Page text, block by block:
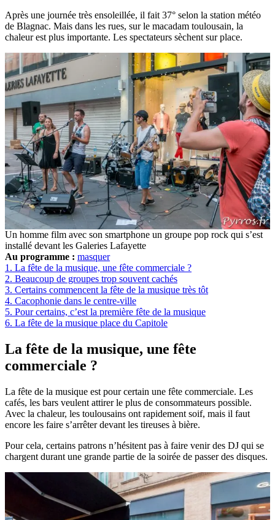
Après une journée très ensoleillée, il fait 37° selon la station météo
de Blagnac. Mais dans les rues, sur le macadam toulousain, la
chaleur est plus importante. Les spectateurs sèchent sur place.
Un homme film avec son smartphone un groupe pop rock qui s’est
installé devant les Galeries Lafayette
Au programme : masquer
1. La fête de la musique, une fête commerciale ?
2. Beaucoup de groupes trop souvent cachés
3. Certains commencent la fête de la musique très tôt
4. Cacophonie dans le centre-ville
5. Pour certains, c’est la première fête de la musique
6. La fête de la musique place du Capitole
La fête de la musique, une fête
commerciale ?
La fête de la musique est pour certain une fête commerciale. Les
cafés, les bars veulent attirer le plus de consommateurs possible.
Avec la chaleur, les toulousains ont rapidement soif, mais il faut
encore les faire s’arrêter devant les tireuses à bière.
Pour cela, certains patrons n’hésitent pas à faire venir des DJ qui se
chargent durant une grande partie de la soirée de passer des disques.